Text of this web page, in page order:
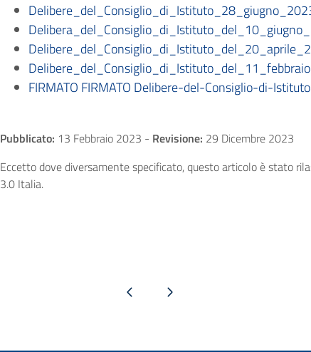
FIRMATO FIRMATO Delibere-del-Consiglio-di-
Pubblicato: 13 Febbraio 2023 - Revisione: 29 Dicembre 2023
Eccetto dove diversamente specificato, questo articolo è stato
3.0 Italia.
Pagina precedentePagina successiva